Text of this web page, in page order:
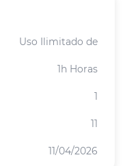
Uso Ilimitado de
1h Horas
1
11
11/04/2026